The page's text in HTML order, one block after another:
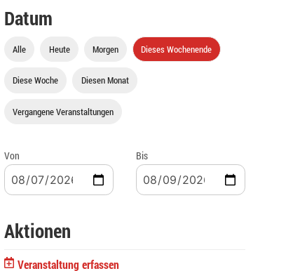
Datum
Alle Heute Morgen Dieses Wochenende
Diese Woche Diesen Monat
Vergangene Veranstaltungen
Von Bis
Aktionen
Veranstaltung erfassen